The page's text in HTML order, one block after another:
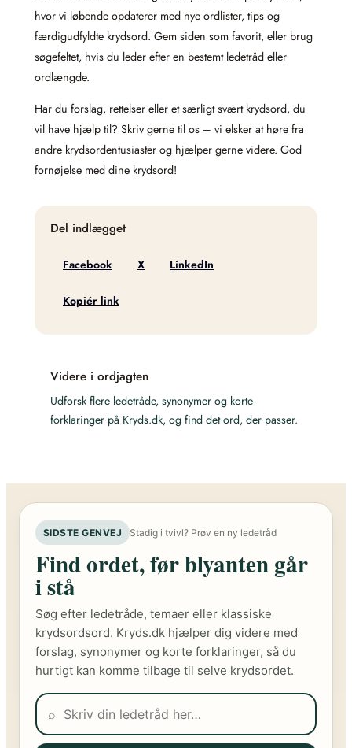
hvor vi løbende opdaterer med nye ordlister, tips og
færdigudfyldte krydsord. Gem siden som favorit, eller brug
søgefeltet, hvis du leder efter en bestemt ledetråd eller
ordlængde.
Har du forslag, rettelser eller et særligt svært krydsord, du
vil have hjælp til? Skriv gerne til os – vi elsker at høre fra
andre krydsordentusiaster og hjælper gerne videre. God
fornøjelse med dine krydsord!
Del indlægget
Facebook X LinkedIn
Kopiér link
Videre i ordjagten
Udforsk flere ledetråde, synonymer og korte
forklaringer på Kryds.dk, og find det ord, der passer.
SIDSTE GENVEJ Stadig i tvivl? Prøv en ny ledetråd
Find ordet, før blyanten går
i stå
Søg efter ledetråde, temaer eller klassiske
krydsordsord. Kryds.dk hjælper dig videre med
forslag, synonymer og korte forklaringer, så du
hurtigt kan komme tilbage til selve krydsordet.
⌕